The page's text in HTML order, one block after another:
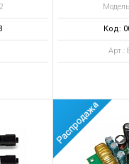
Код:
Арт.: